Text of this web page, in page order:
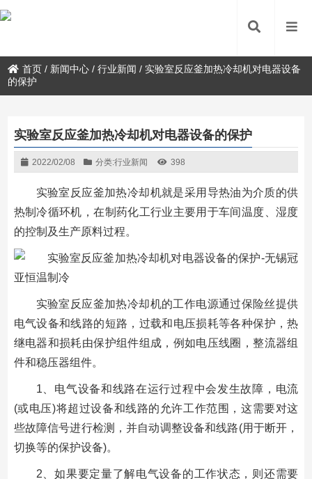
首页 / 新闻中心 /行业新闻 / 实验室反应釜加热冷却机对电器设备
的保护
实验室反应釜加热冷却机对电器设备的保护
2022/02/08 分类:行业新闻 398
实验室反应釜加热冷却机就是采用导热油为介质的供
热制冷循环机，在制药化工行业主要用于车间温度、湿度
的控制及生产原料过程。
实验室反应釜加热冷却机的工作电源通过保险丝提供
电气设备和线路的短路，过载和电压损耗等各种保护，热
继电器和损耗由保护组件组成，例如电压线圈，整流器组
件和稳压器组件。
1、电气设备和线路在运行过程中会发生故障，电流
(或电压)将超过设备和线路的允许工作范围，这需要对这
些故障信号进行检测，并自动调整设备和线路(用于断开，
切换等的保护设备)。
2、如果要定量了解电气设备的工作状态，则还需要